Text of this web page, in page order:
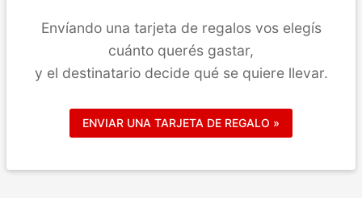
Envíando una tarjeta de regalos vos elegís
cuánto querés gastar,
y el destinatario decide qué se quiere llevar.
ENVIAR UNA TARJETA DE REGALO »